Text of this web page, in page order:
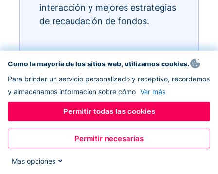
interacción y mejores estrategias
de recaudación de fondos.
Como la mayoría de los sitios web, utilizamos cookies.
Para brindar un servicio personalizado y receptivo, recordamos
y almacenamos información sobre cómo Ver más
Permitir todas las cookies
Permitir necesarias
Mas opciones